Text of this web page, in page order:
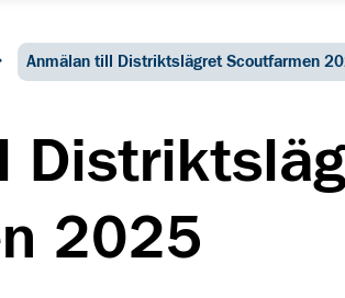
Anmälan till Distriktslägret Scoutfarmen
2025